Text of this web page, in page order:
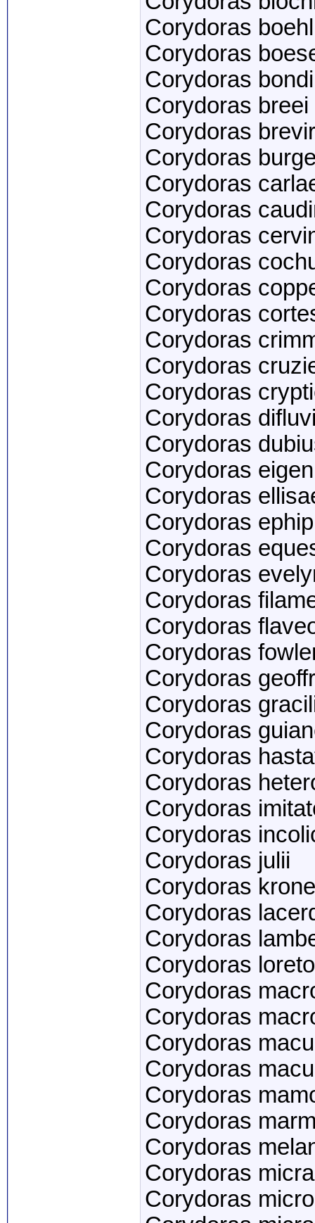
Corydoras
Corydoras
Corydoras bondi
Corydoras breei
Corydoras
Corydoras
Corydoras
Corydoras
Corydoras
Corydoras
Corydoras
Corydoras
Corydoras
Corydoras
Corydoras
Corydoras
Corydoras
Corydoras
Corydoras
Corydoras
Corydoras
Corydoras
Corydoras
Corydoras
Corydoras
Corydoras
Corydoras
Corydoras
Corydoras
Corydoras
Corydoras
Corydoras
Corydoras julii
Corydoras
Corydoras
Corydoras
Corydoras
Corydoras
Corydoras
Corydoras
Corydoras
Corydoras
Corydoras
Corydoras
Corydoras
Corydoras